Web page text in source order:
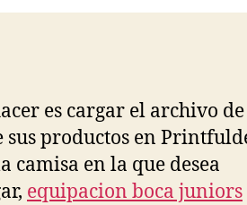
es cargar el archivo de
sus productos en
camisa en la que desea
equipacion boca juniors